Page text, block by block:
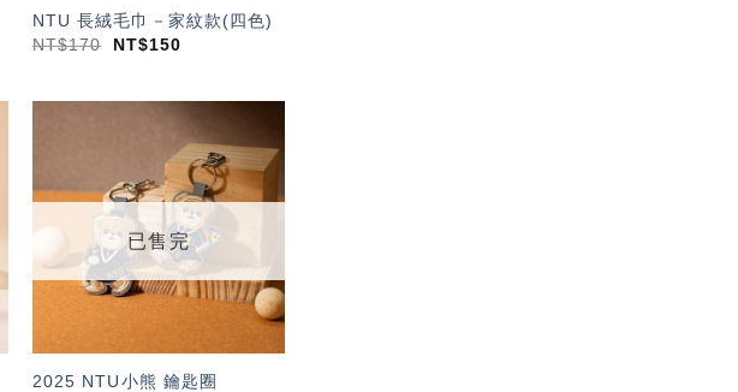
NTU 長絨毛巾－家紋款(四色)
NT$170 NT$150
加入
望輕
已售完
2025 NTU小熊 鑰匙圈